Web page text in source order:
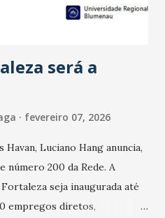
Outros 1% não existiam em
o faturamento também
44% dos n...
será a
fevereiro 07, 2026
Luciano Hang anuncia,
número 200 da Rede. A
seja inaugurada até
empregos diretos,